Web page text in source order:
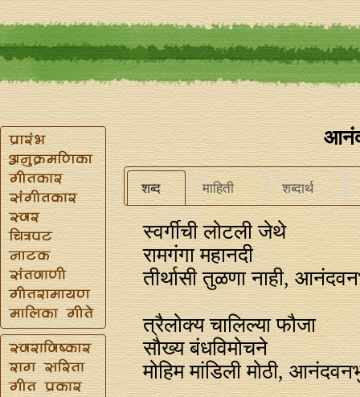
शब्द माहिती शब्दार्थ
स्वर्गीची लोटली जेथे
रामगंगा महानदी
तीर्थासी तुळणा नाही,
त्रैलोक्य चालिल्या फौजा
सौख्य बंधविमोचने
मोहिम मांडिली मोठी,